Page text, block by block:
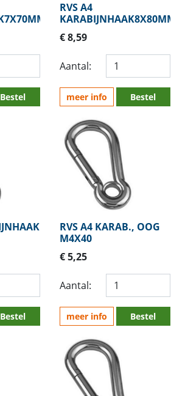
Bestel
RVS A4
KARABIJNHAAK8X80MM
€ 8,59
Aantal:
meer info Bestel
Bestel
RVS A4 KARAB., OOG
M4X40
€ 5,25
Aantal:
meer info Bestel